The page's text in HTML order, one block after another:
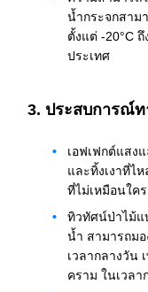
น้ำกระจกสาม
ตั้งแต่ -20°C
ประเทศ
3. ประสบการณ์
เอฟเฟกต์แสง
และทิ้งเงาที่ไ
ที่ไม่เหมือนใคร
ทิวทัศน์ป่าไม้แ
น้ำ สามารถม
เวลากลางวัน
คราม ในเวล